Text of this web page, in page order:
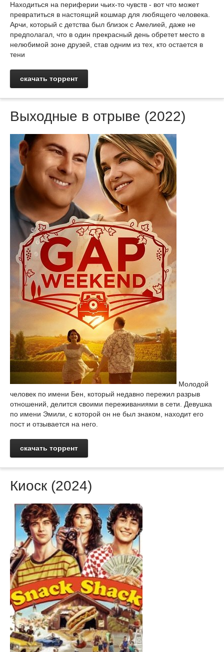
Находиться на периферии чьих-то чувств - вот что может
превратиться в настоящий кошмар для любящего человека.
Арчи, который с детства был близок с Амелией, даже не
предполагал, что в один прекрасный день обретет место в
нелюбимой зоне друзей, став одним из тех, кто остается в
тени
скачать торрент
Выходные в отрыве (2022)
Молодой
человек по имени Бен, который недавно пережил разрыв
отношений, делится своими переживаниями в сети. Девушка
по имени Эмили, с которой он не был знаком, находит его
пост и отзывается на него.
скачать торрент
Киоск (2024)